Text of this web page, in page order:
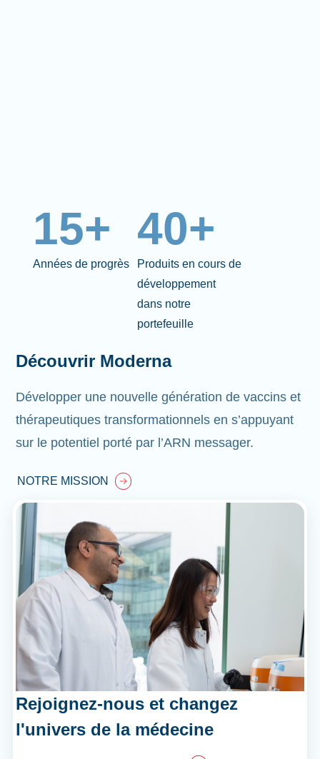
15+
Années de progrès
40+
Produits en cours de
développement
dans notre
portefeuille
Découvrir Moderna
Développer une nouvelle génération de vaccins et
thérapeutiques transformationnels en s’appuyant
sur le potentiel porté par l’ARN messager.
NOTRE MISSION
Rejoignez-nous et changez
l'univers de la médecine